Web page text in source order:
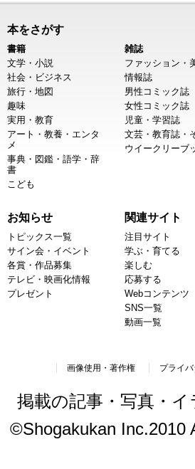
本をさがす
書籍
文学・小説
社会・ビジネス
旅行・地図
趣味
実用・教育
アート・教養・エンタ
メ
事典・図鑑・語学・辞
書
こども
雑誌
ファッション・
情報誌
男性コミック誌
女性コミック誌
児童・学習誌
文芸・教育誌・
ウイークリーブ
お知らせ
トピックス一覧
サイン会・イベント
各賞・作品募集
テレビ・映画化情報
プレゼント
関連サイト
注目サイト
学ぶ・育てる
楽しむ
応募する
Webコンテンツ
SNS一覧
動画一覧
画像使用・著作権 プライ
掲載の記事・写真・
©Shogakukan Inc.2010